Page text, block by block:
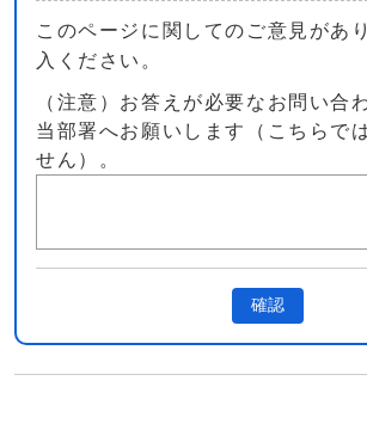
このページに関してのご意見があ
入ください。
（注意）お答えが必要なお問い合
当部署へお願いします（こちらで
せん）。
確認